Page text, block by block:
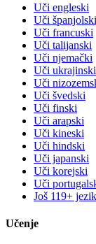
Uči engleski
Uči španjolski
Uči francuski
Uči talijanski
Uči njemački
Uči ukrajinski
Uči
Uči švedski
Uči finski
Uči arapski
Uči kineski
Uči hindski
Uči japanski
Uči korejski
Uči
Još 119+
Učenje